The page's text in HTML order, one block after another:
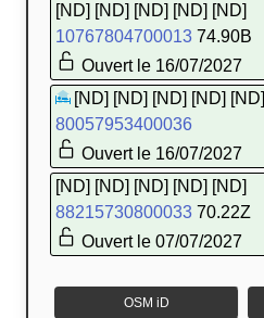
[ND] [ND] [ND] [ND] [ND]
10767804700013 74.90B
Ouvert le 16/07/2027
[ND] [ND] [ND] [ND] [ND]
80057953400036
Ouvert le 16/07/2027
[ND] [ND] [ND] [ND] [ND]
88215730800033 70.22Z
Ouvert le 07/07/2027
OSM iD